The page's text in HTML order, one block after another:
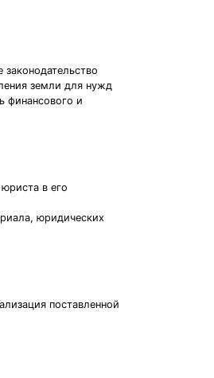
земли для нужд
финансового и
в его
юридических
поставленной